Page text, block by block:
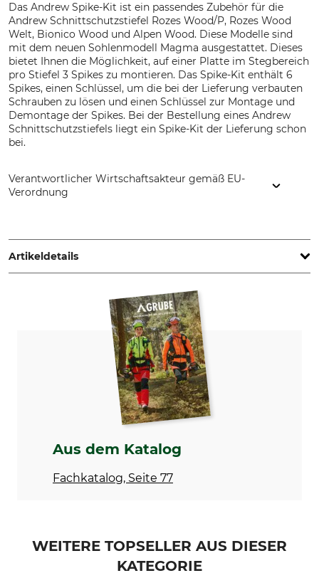
Das Andrew Spike-Kit ist ein passendes Zubehör für die
Andrew Schnittschutzstiefel Rozes Wood/P, Rozes Wood
Welt, Bionico Wood und Alpen Wood. Diese Modelle sind
mit dem neuen Sohlenmodell Magma ausgestattet. Dieses
bietet Ihnen die Möglichkeit, auf einer Platte im Stegbereich
pro Stiefel 3 Spikes zu montieren. Das Spike-Kit enthält 6
Spikes, einen Schlüssel, um die bei der Lieferung verbauten
Schrauben zu lösen und einen Schlüssel zur Montage und
Demontage der Spikes. Bei der Bestellung eines Andrew
Schnittschutzstiefels liegt ein Spike-Kit der Lieferung schon
bei.
Verantwortlicher Wirtschaftsakteur gemäß EU-
Verordnung
www.andrewshoes.com
Artikeldetails
Produkttyp
Spike-Kit
Aus dem Katalog
Fachkatalog, Seite 77
WEITERE TOPSELLER AUS DIESER
KATEGORIE